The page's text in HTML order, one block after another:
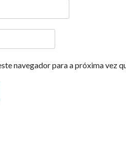
navegador para a próxima vez